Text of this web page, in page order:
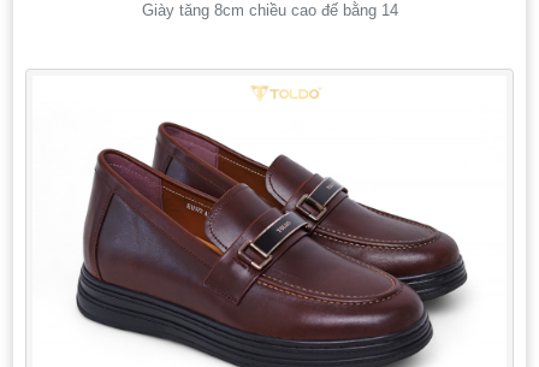
Giày tăng 8cm chiều cao đế bằng 14